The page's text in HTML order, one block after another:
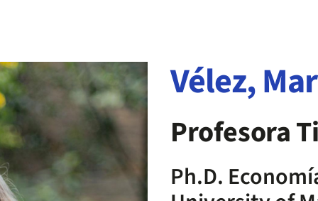
Vélez,
Profesora
Ph.D.